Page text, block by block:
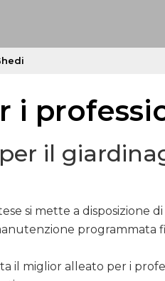
i
il
si mette a disposizione
programmata
il miglior alleato per i